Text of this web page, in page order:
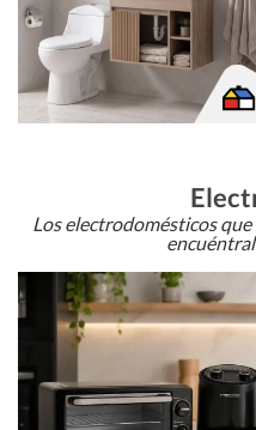
Los electrodomésticos